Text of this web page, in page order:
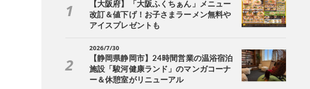
【大阪府】「大阪ふくちぁん」メニュー
改訂＆値下げ！お子さまラーメン無料や
アイスプレゼントも
2026/7/30
【静岡県静岡市】24時間営業の温浴宿泊
施設「駿河健康ランド」のマンガコーナ
ー＆休憩室がリニューアル